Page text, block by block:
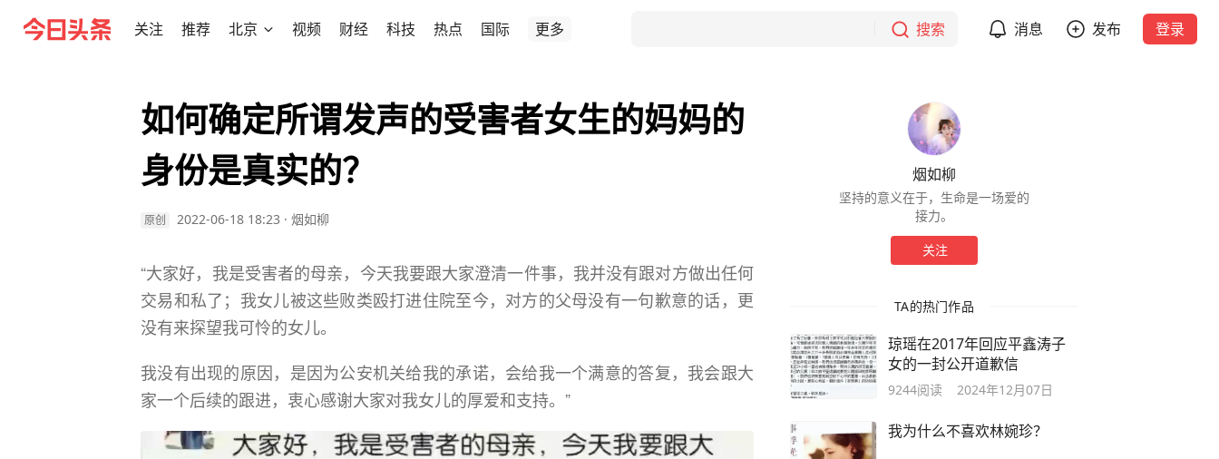
关注 推荐 北京 视频 财经 科技 热点 国际 更多 搜索 消息 发布 登录
如何确定所谓发声的受害者女生的妈妈的
身份是真实的？
原创 2022-06-18 18:23 · 烟如柳
“大家好，我是受害者的母亲，今天我要跟大家澄清一件事，我并没有跟对方做出任何
交易和私了；我女儿被这些败类殴打进住院至今，对方的父母没有一句歉意的话，更
没有来探望我可怜的女儿。
我没有出现的原因，是因为公安机关给我的承诺，会给我一个满意的答复，我会跟大
家一个后续的跟进，衷心感谢大家对我女儿的厚爱和支持。”
烟如柳
坚持的意义在于，生命是一场爱的
接力。
关注
TA的热门作品
琼瑶在2017年回应平鑫涛子
女的一封公开道歉信
9244阅读 2024年12月07日
我为什么不喜欢林婉珍？